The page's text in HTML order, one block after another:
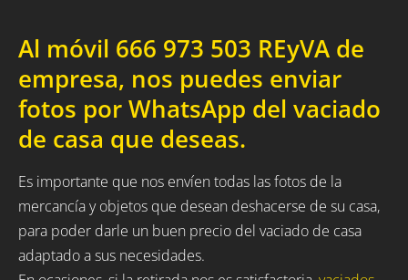
Al móvil 666 973 503 REyVA de
empresa, nos puedes enviar
fotos por WhatsApp del vaciado
de casa que deseas.
Es importante que nos envíen todas las fotos de la
mercancía y objetos que desean deshacerse de su casa,
para poder darle un buen precio del vaciado de casa
adaptado a sus necesidades.